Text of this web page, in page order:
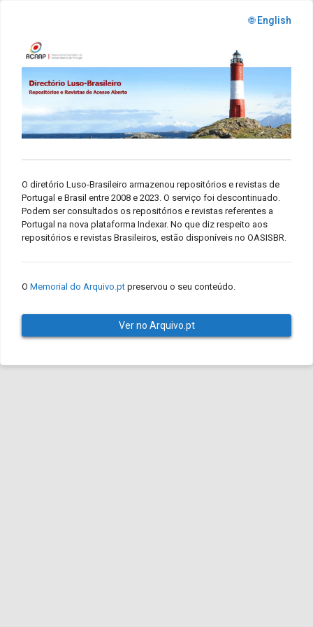
🌐 English
O diretório Luso-Brasileiro armazenou repositórios e revistas de
Portugal e Brasil entre 2008 e 2023. O serviço foi descontinuado.
Podem ser consultados os repositórios e revistas referentes a
Portugal na nova plataforma Indexar. No que diz respeito aos
repositórios e revistas Brasileiros, estão disponíveis no OASISBR.
O Memorial do Arquivo.pt preservou o seu conteúdo.
Ver no Arquivo.pt